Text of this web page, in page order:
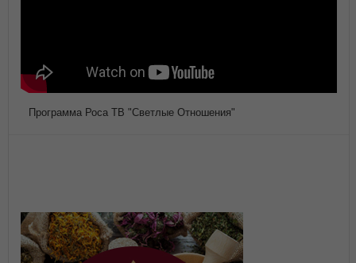
Программа Роса ТВ "Светлые Отношения"